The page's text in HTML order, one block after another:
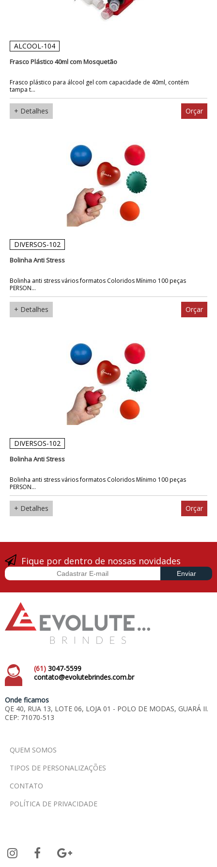
ALCOOL-104
Frasco Plástico 40ml com Mosquetão
Frasco plástico para álcool gel com capacidade de 40ml, contém
tampa t...
+ Detalhes Orçar
DIVERSOS-102
Bolinha Anti Stress
Bolinha anti stress vários formatos Coloridos Mínimo 100 peças
PERSON...
+ Detalhes Orçar
DIVERSOS-102
Bolinha Anti Stress
Bolinha anti stress vários formatos Coloridos Mínimo 100 peças
PERSON...
+ Detalhes Orçar
Fique por dentro de nossas novidades
(61) 3047-5599
contato@evolutebrindes.com.br
Onde ficamos
QE 40, RUA 13, LOTE 06, LOJA 01 - POLO DE MODAS, GUARÁ II.
CEP: 71070-513
QUEM SOMOS
TIPOS DE PERSONALIZAÇÕES
CONTATO
POLÍTICA DE PRIVACIDADE